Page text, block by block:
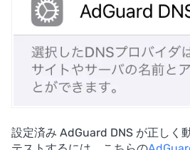
設定済み AdGuard DNS が正しく